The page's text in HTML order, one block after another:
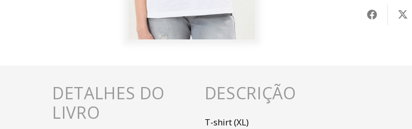
DETALHES DO
LIVRO
DESCRIÇÃO
T-shirt (XL)